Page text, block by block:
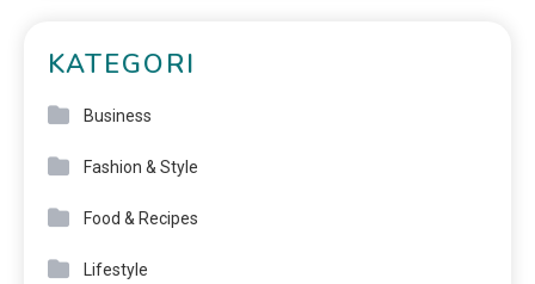
KATEGORI
Business
Fashion & Style
Food & Recipes
Lifestyle